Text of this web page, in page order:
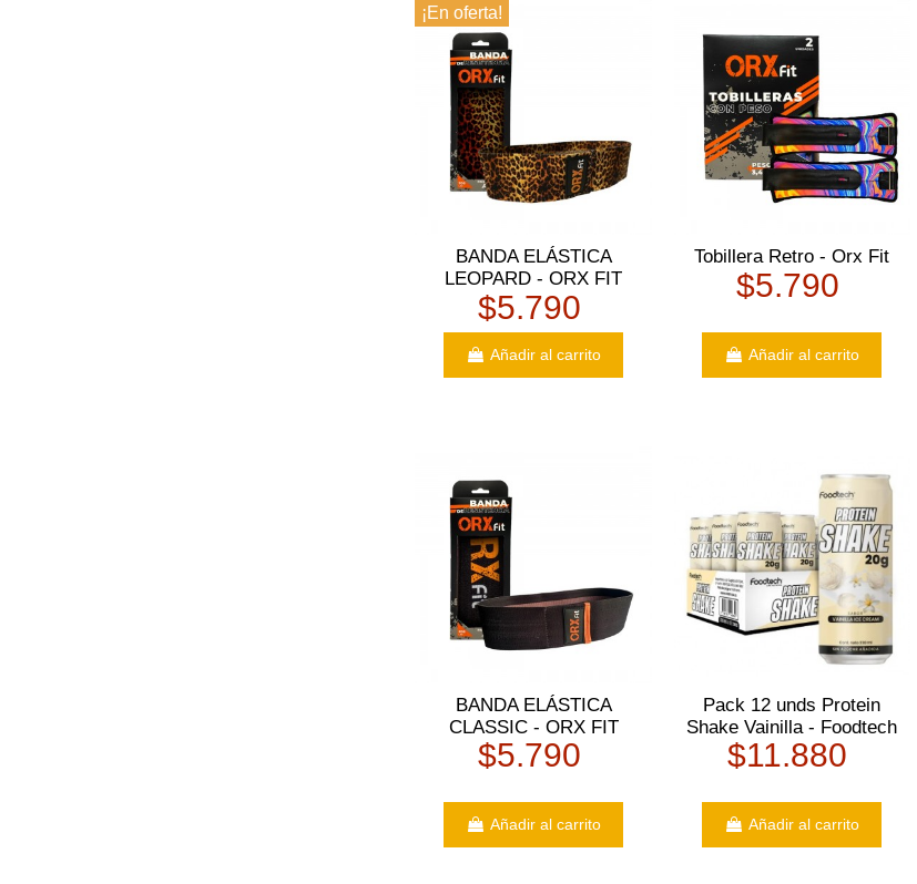
¡En oferta!
BANDA ELÁSTICA
LEOPARD - ORX FIT
$5.790
Añadir al carrito
Tobillera Retro - Orx Fit
$5.790
Añadir al carrito
BANDA ELÁSTICA
CLASSIC - ORX FIT
$5.790
Añadir al carrito
Pack 12 unds Protein
Shake Vainilla - Foodtech
$11.880
Añadir al carrito